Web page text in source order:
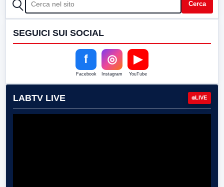
Cerca
SEGUICI SUI SOCIAL
f
Facebook
◎
Instagram
▶
YouTube
LABTV LIVE LIVE